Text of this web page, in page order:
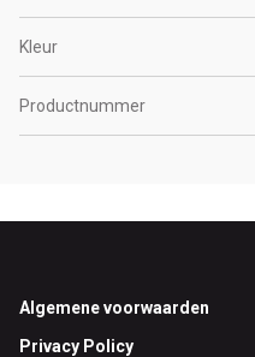
Kleur
Productnummer
Footer
Algemene voorwaarden
Privacy Policy